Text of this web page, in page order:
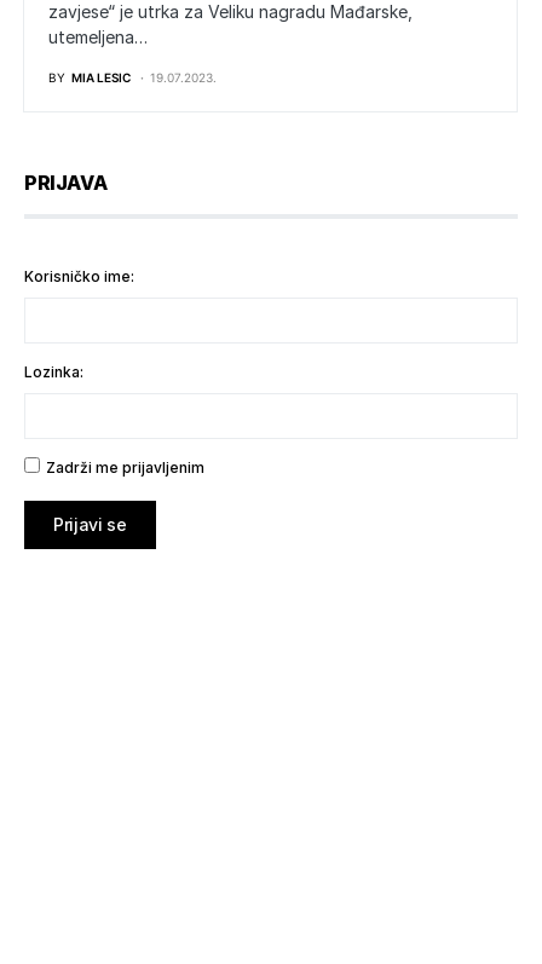
zavjese“ je utrka za Veliku nagradu Mađarske,
utemeljena…
BY MIA LESIC 19.07.2023.
PRIJAVA
Korisničko ime:
Lozinka:
Zadrži me prijavljenim
Prijavi se